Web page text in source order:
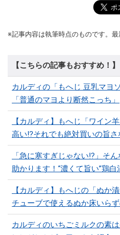
※記事内容は執筆時点のものです。最
【こちらの記事もおすすめ！】
カルディの「もへじ 豆乳マヨ
「普通のマヨより断然こっち」
【カルディ】もへじ「ワイン
高い!?それでも絶対買いの旨さ
「急に寒すぎじゃない!?」そ
助かります！“濃くて旨い”鶏
【カルディ】もへじの「ぬか
チューブで使えるぬか床いら
カルディのいちごミルクの素